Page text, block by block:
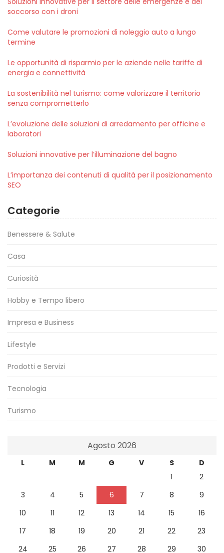
soccorso con i droni
Come valutare le promozioni di noleggio auto a lungo
termine
Le opportunità di risparmio per le aziende nelle tariffe di
energia e connettività
La sostenibilità nel turismo: come valorizzare il territorio
senza comprometterlo
L’evoluzione delle soluzioni di arredamento per officine e
laboratori
Soluzioni innovative per l’illuminazione del bagno
L’importanza dei contenuti di qualità per il posizionamento
SEO
Categorie
Benessere & Salute
Casa
Curiosità
Hobby e Tempo libero
Impresa e Business
Lifestyle
Prodotti e Servizi
Tecnologia
Turismo
Agosto 2026
L M M G V S
D
1
2
3
4 5 6 7 8
9
10
11 12 13 14 15
16
17
18 19 20 21 22
23
24
25 26 27 28 29 30